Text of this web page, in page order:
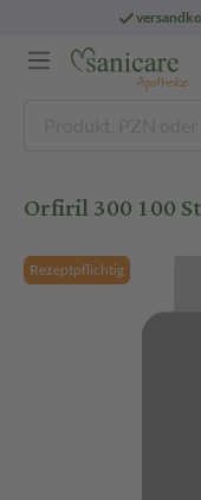
Orfiril 300 100
Rezeptpflichtig